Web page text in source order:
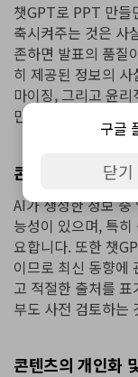
챗GPT로 PPT 만들
축시켜주는 것은 사
존하면 발표의 품질
히 제공된 정보의
마이징, 그리고 윤
만들기가 어렵습니다.
콘텐츠의 정확성
AI가 생성한 정보
능성이 있으며, 특
요합니다. 또한 챗
이므로 최신 동향에
고 적절한 출처를
부도 사전 검토하는
콘텐츠의 개인화
구글
닫기